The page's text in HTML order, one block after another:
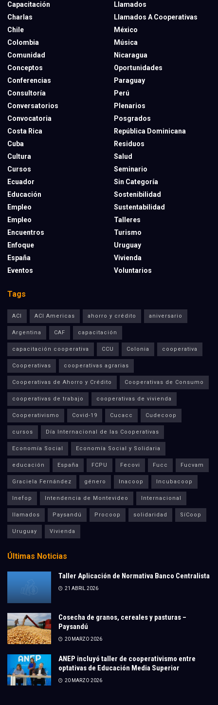
Capacitación
Charlas
Chile
Colombia
Comunidad
Conceptos
Conferencias
Consultoría
Conversatorios
Convocatoria
Costa Rica
Cuba
Cultura
Cursos
Ecuador
Educación
Empleo
Empleo
Encuentros
Enfoque
España
Eventos
Llamados
Llamados A Cooperativas
México
Música
Nicaragua
Oportunidades
Paraguay
Perú
Plenarios
Posgrados
República Dominicana
Residuos
Salud
Seminario
Sin Categoría
Sostenibilidad
Sustentabilidad
Talleres
Turismo
Uruguay
Vivienda
Voluntarios
Tags
ACI ACI Americas ahorro y crédito aniversario
Argentina CAF capacitación
capacitación cooperativa CCU Colonia cooperativa
Cooperativas cooperativas agrarias
Cooperativas de Ahorro y Crédito Cooperativas de Consumo
cooperativas de trabajo cooperativas de vivienda
Cooperativismo Covid-19 Cucacc Cudecoop
cursos Día Internacional de las Cooperativas
Economía Social Economía Social y Solidaria
educación España FCPU Fecovi Fucc Fucvam
Graciela Fernández género Inacoop Incubacoop
Inefop Intendencia de Montevideo Internacional
llamados Paysandú Procoop solidaridad SíCoop
Uruguay Vivienda
Últimas Noticias
Taller Aplicación de Normativa Banco Centralista
21 ABRIL 2026
Cosecha de granos, cereales y pasturas –
Paysandú
20 MARZO 2026
ANEP incluyó taller de cooperativismo entre
optativas de Educación Media Superior
20 MARZO 2026